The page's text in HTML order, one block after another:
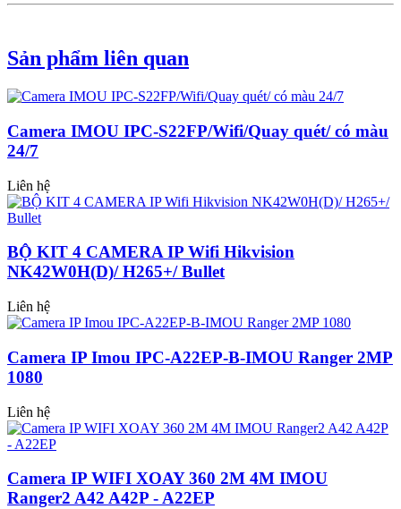
Sản phẩm liên quan
Camera IMOU IPC-S22FP/Wifi/Quay quét/ có màu
24/7
Liên hệ
BỘ KIT 4 CAMERA IP Wifi Hikvision
NK42W0H(D)/ H265+/ Bullet
Liên hệ
Camera IP Imou IPC-A22EP-B-IMOU Ranger 2MP
1080
Liên hệ
Camera IP WIFI XOAY 360 2M 4M IMOU
Ranger2 A42 A42P - A22EP